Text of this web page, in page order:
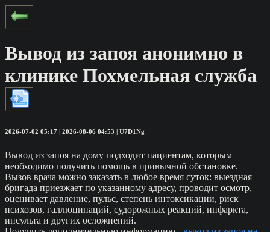
Вывод из запоя анонимно в
клинике Похмельная служба
2026-07-02 05:17 | 2026-08-06 04:53 | U7D1Ng
Вывод из запоя на дому подходит пациентам, которым
необходимо получить помощь в привычной обстановке.
Вызов врача можно заказать в любое время суток: выездная
бригада приезжает по указанному адресу, проводит осмотр,
оценивает давление, пульс, степень интоксикации, риск
психозов, галлюцинаций, судорожных реакций, инфаркта,
инсульта и других осложнений.